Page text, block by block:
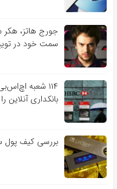
جورج هاتز، هکر
سمت خود در
۱۱۴ شعبه
بانکداری آنلاین
بررسی کیف‌ پول